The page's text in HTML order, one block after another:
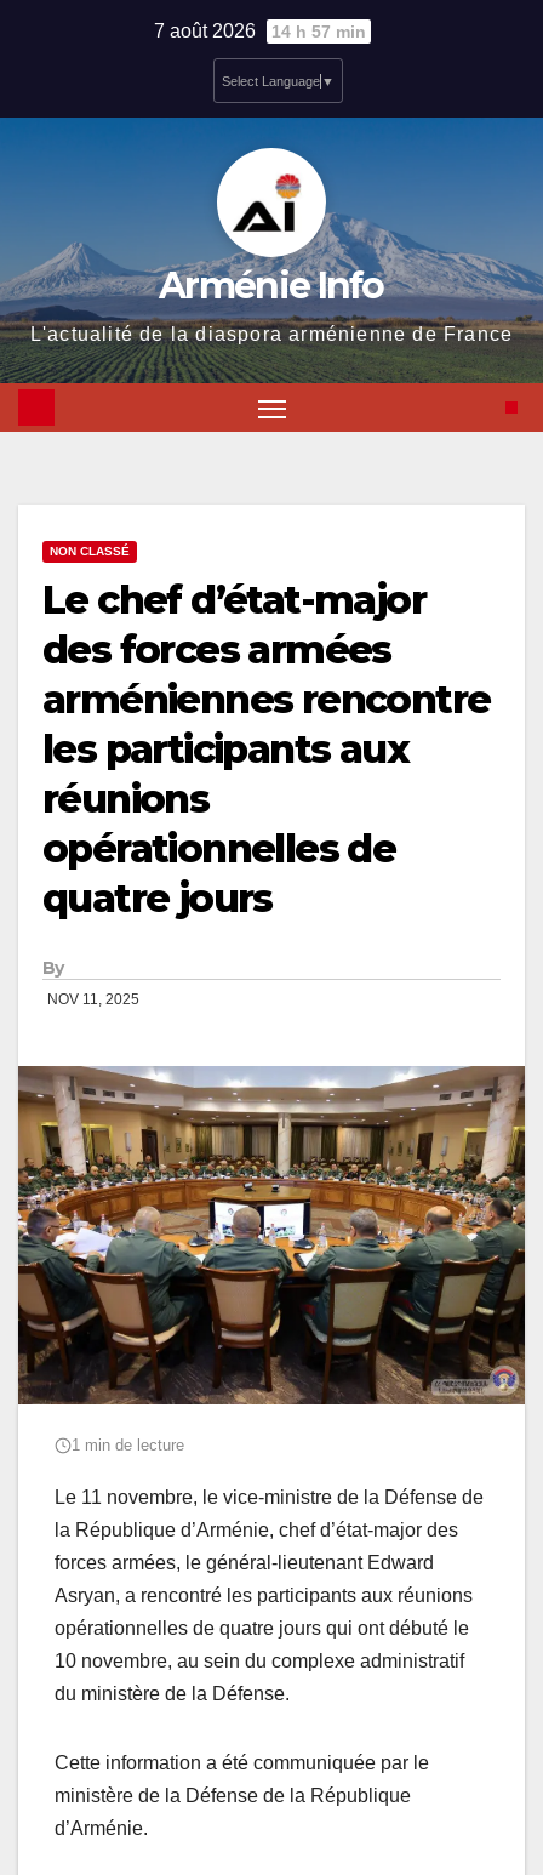
7 août 2026 14 h 57 min
Select Language ▼
Arménie Info
L'actualité de la diaspora arménienne de France
NON CLASSÉ
Le chef d’état-major
des forces armées
arméniennes rencontre
les participants aux
réunions
opérationnelles de
quatre jours
By
NOV 11, 2025
1 min de lecture
Le 11 novembre, le vice-ministre de la Défense de
la République d’Arménie, chef d’état-major des
forces armées, le général-lieutenant Edward
Asryan, a rencontré les participants aux réunions
opérationnelles de quatre jours qui ont débuté le
10 novembre, au sein du complexe administratif
du ministère de la Défense.
Cette information a été communiquée par le
ministère de la Défense de la République
d’Arménie.